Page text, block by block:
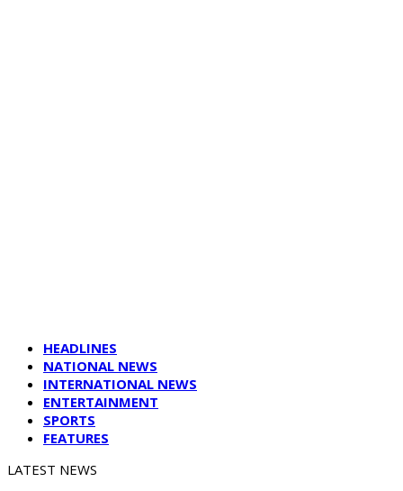
HEADLINES
NATIONAL NEWS
INTERNATIONAL NEWS
ENTERTAINMENT
SPORTS
FEATURES
LATEST NEWS